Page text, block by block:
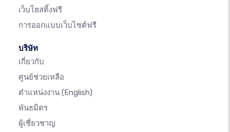
เว็บโฮสติ้งฟรี
การออกแบบเว็บไซต์ฟรี
บริษัท
เกี่ยวกับ
ศูนย์ช่วยเหลือ
ตำแหน่งงาน (English)
พันธมิตร
ผู้เชี่ยวชาญ